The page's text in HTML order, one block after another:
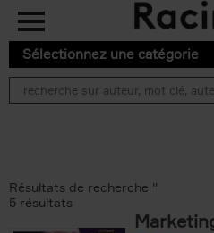
Aller au contenu principal
Sélectionnez une catégorie
Résultats de recherche ''
5 résultats